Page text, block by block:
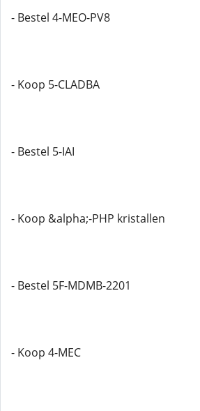
- Bestel 4-MEO-PV8
- Koop 5-CLADBA
- Bestel 5-IAI
- Koop &alpha;-PHP kristallen
- Bestel 5F-MDMB-2201
- Koop 4-MEC